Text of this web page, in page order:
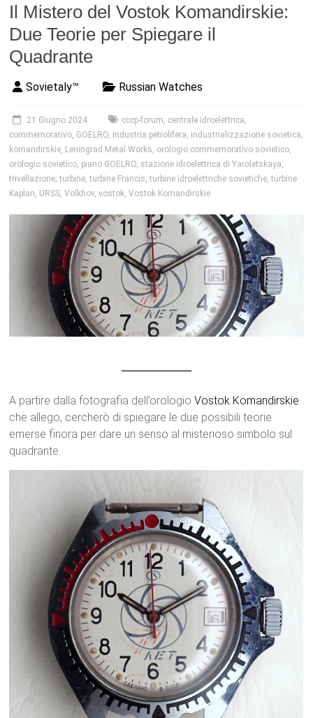
Il Mistero del Vostok Komandirskie:
Due Teorie per Spiegare il
Quadrante
Sovietaly™ Russian Watches
21 Giugno 2024 cccp-forum, centrale idroelettrica,
commemorativo, GOELRO, industria petrolifera, industrializzazione sovietica,
komandirskie, Leningrad Metal Works, orologio commemorativo sovietico,
orologio sovietico, piano GOELRO, stazione idroelettrica di Yaroletskaya,
trivellazione,turbine,turbine Francis,turbine idroelettriche sovietiche,turbine
Kaplan, URSS,Volkhov,vostok,Vostok Komandirskie
A partire dalla fotografia dell’orologioVostok Komandirskie
che allego, cercherò di spiegare le due possibili teorie
emerse finora per dare un senso al misterioso simbolo sul
quadrante.